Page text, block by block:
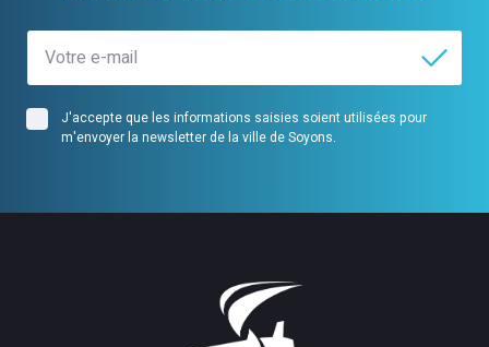
J'accepte que les informations saisies soient utilisées pour
m'envoyer la newsletter de la ville de Soyons.